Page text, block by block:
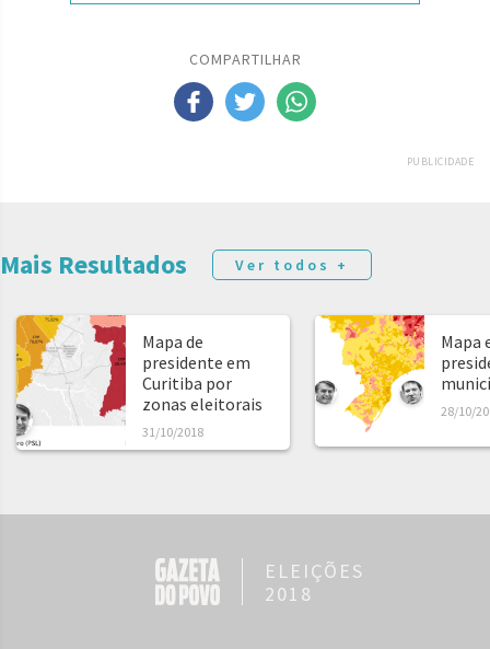
COMPARTILHAR
PUBLICIDADE
Mais Resultados Ver todos +
Mapa de
presidente em
Curitiba por
zonas eleitorais
31/10/2018
Mapa
28/10/
ELEIÇÕES
2018